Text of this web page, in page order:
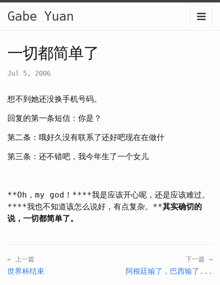
Gabe Yuan
一切都简单了
Jul 5, 2006
想不到她还没换手机号码。
回复的第一条短信：你是？
第二条：哦好久没有联系了还好吧现在在做什
第三条：还不错吧，我今年生了一个女儿
**Oh，my god！****我是应该开心呢，还是应该难过。
****我也不知道该怎么说好，有点复杂。**其实确切的
说，一切都简单了。
← 上一篇
世界杯结束
下一篇 →
阿根廷输了，巴西输了...